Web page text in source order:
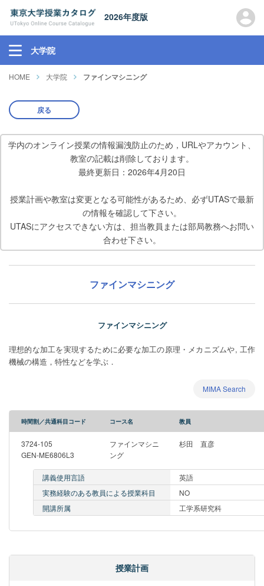
2026年度版
大学院
HOME 大学院 ファインマシニング
戻る
学内のオンライン授業の情報漏洩防止のため，URLやアカウント、
教室の記載は削除しております。
最終更新日：2026年4月20日
授業計画や教室は変更となる可能性があるため、必ずUTASで最新
の情報を確認して下さい。
UTASにアクセスできない方は、担当教員または部局教務へお問い
合わせ下さい。
ファインマシニング
ファインマシニング
理想的な加工を実現するために必要な加工の原理・メカニズムや, 工作
機械の構造，特性などを学ぶ．
MIMA Search
時間割／共通科目コード コース名 教員
3724-105
GEN-ME6806L3
ファインマシニ
ング
杉田 直彦
講義使用言語
英語
実務経験のある教員による授業科目
NO
開講所属
工学系研究科
授業計画